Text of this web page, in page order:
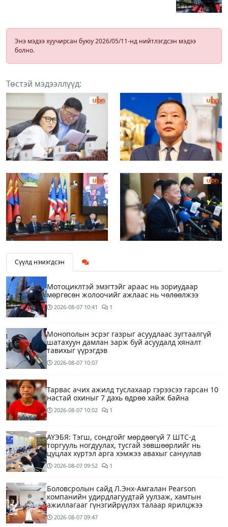
Энэ мэдээ хуучирсан буюу 2026/05/11-нд нийтлэгдсэн мэдээ
болно.
Төстэй мэдээллүүд:
Сүүлд нэмэгдсэн
Мотоциклтэй эмэгтэйг араас нь зориудаар
мөргөсөн жолоочийг ажлаас нь чөлөөлжээ
2026-08-07 10:41 1
Монополын эсрэг газрыг асуудлаас зугтаалгүй
шатахуун дамлан зарж буй асуудалд хяналт
тавихыг үүрэгдэв
2026-08-07 10:07
Тарвас ачих ажилд туслахаар гэрээсээ гарсан 10
настай охиныг 7 дахь өдрөө хайж байна
2026-08-07 10:02 1
АҮЭБЯ: Тэгш, сондгойг мөрдөөгүй 7 ШТС-д
торгууль ногдуулах, тусгай зөвшөөрлийг нь
цуцлах хүртэл арга хэмжээ авахыг сануулав
2026-08-07 09:52 1
Боловсролын сайд Л.Энх-Амгалан Pearson
компанийн удирдлагуудтай уулзаж, хамтын
ажиллагааг гүнзгийрүүлэх талаар ярилцжээ
2026-08-07 09:47